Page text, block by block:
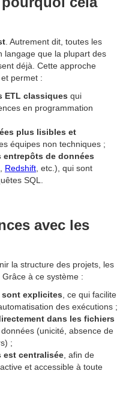
. Autrement dit, toutes les
langage que la plupart des
déjà. Cette approche
permet :
ETL classiques qui
en programmation
plus lisibles et
équipes non techniques ;
entrepôts de données
Redshift , etc.), qui sont
SQL.
avec les
la structure des projets, les
à ce système :
sont explicites , ce qui facilite
des exécutions ;
dans les fichiers
(unicité, absence de
;
est centralisée , afin de
et accessible à toute